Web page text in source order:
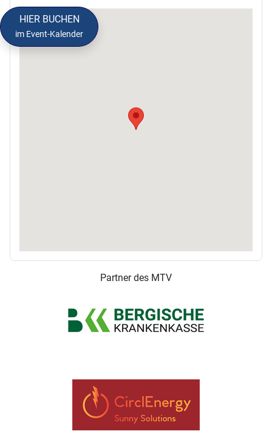
Partner des MTV
HIER BUCHEN
im Event-Kalender